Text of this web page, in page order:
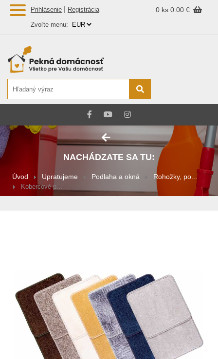
Prihlásenie Registrácia 0 ks 0.00 €
Zvoľte menu:
NACHÁDZATE SA TU:
Úvod Upratujeme Podlaha a okná Rohožky, po...
Kobercové p...